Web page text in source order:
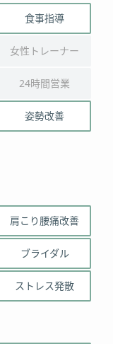
食事指導
女性トレーナー
24時間営業
姿勢改善
肩こり腰痛改善
ブライダル
ストレス発散